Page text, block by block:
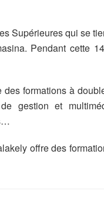
Supérieures qui se
Pendant cette
des formations à
de gestion et
offre des